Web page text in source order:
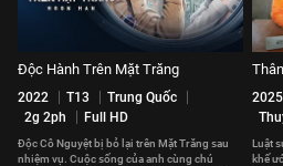
Độc Hành Trên Mặt Trăng
2022 T13
Trung Quốc
2g 2ph
Full HD
Độc Cô Nguyệt bị bỏ lại trên Mặt Trăng sau
nhiệm vụ. Cuộc sống của anh cùng chú
2025
Luật
khế